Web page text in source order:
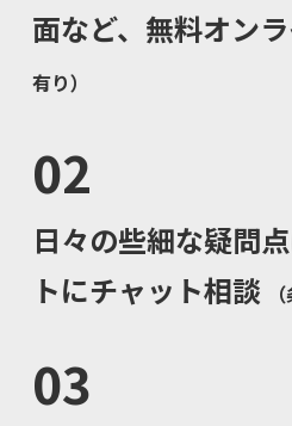
面など、無料オン
有り）
02
日々の些細な疑問
トにチャット相談
03